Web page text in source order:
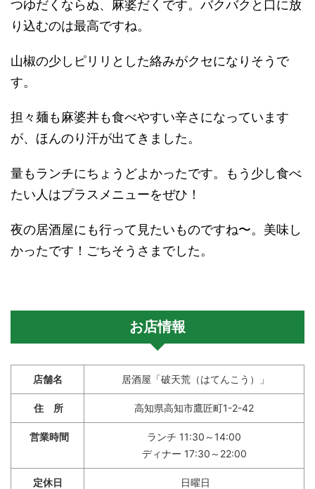
つゆだくならぬ、麻婆だくです。バクバクと口に放
り込むのは最高ですね。
山椒の少しピリリとした絡みがクセになりそうで
す。
担々麺も麻婆丼も食べやすい辛さになっています
が、ほんのり汗が出てきました。
量もランチにちょうどよかったです。もう少し食べ
たい人はプラスメニューをぜひ！
夜の居酒屋にも行って見たいものですね〜。美味し
かったです！ごちそうさまでした。
お店情報
店舗名 居酒屋「破天荒（はてんこう）」
住 所 高知県高知市鷹匠町1-2-42
営業時間
ランチ 11:30～14:00
ディナー 17:30～22:00
定休日 日曜日